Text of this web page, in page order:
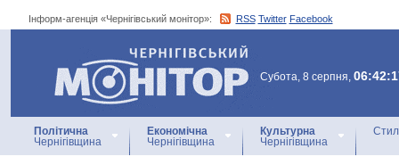
Інформ-агенція «Чернігівський монітор»: RSS Twitter Facebook
Інформ-агенція
«Чернігівський монітор»
Субота, 8 серпня,
Політична
Чернігівщина
Економічна
Чернігівщина
Культурна
Чернігівщина